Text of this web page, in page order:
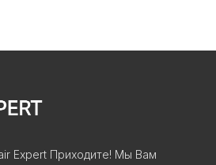
Expert Приходите! Мы Вам